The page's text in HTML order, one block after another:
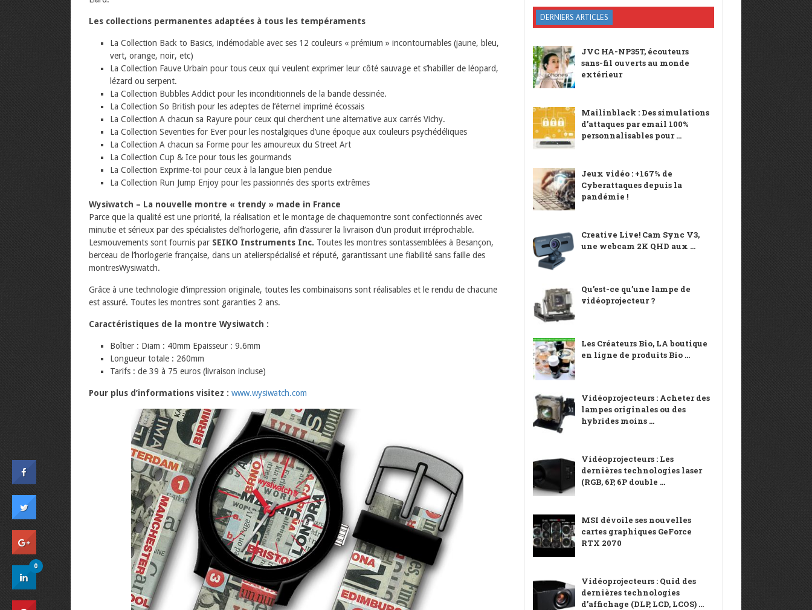
Les collections permanentes adaptées à tous les tempéraments
La Collection Back to Basics, indémodable avec ses 12 couleurs « prémium » incontournables (jaune, bleu,
vert, orange, noir, etc)
La Collection Fauve Urbain pour tous ceux qui veulent exprimer leur côté sauvage et s’habiller de léopard,
lézard ou serpent.
La Collection Bubbles Addict pour les inconditionnels de la bande dessinée.
La Collection So British pour les adeptes de l’éternel imprimé écossais
La Collection A chacun sa Rayure pour ceux qui cherchent une alternative aux carrés Vichy.
La Collection Seventies for Ever pour les nostalgiques d’une époque aux couleurs psychédéliques
La Collection A chacun sa Forme pour les amoureux du Street Art
La Collection Cup & Ice pour tous les gourmands
La Collection Exprime-toi pour ceux à la langue bien pendue
La Collection Run Jump Enjoy pour les passionnés des sports extrêmes
Wysiwatch – La nouvelle montre « trendy » made in France
Parce que la qualité est une priorité, la réalisation et le montage de chaquemontre sont confectionnés avec
minutie et sérieux par des spécialistes del’horlogerie, afin d’assurer la livraison d’un produit irréprochable.
Lesmouvements sont fournis par SEIKO Instruments Inc. Toutes les montres sontassemblées à Besançon,
berceau de l’horlogerie française, dans un atelierspécialisé et réputé, garantissant une fiabilité sans faille des
montresWysiwatch.
Grâce à une technologie d’impression originale, toutes les combinaisons sont réalisables et le rendu de chacune
est assuré. Toutes les montres sont garanties 2 ans.
Caractéristiques de la montre Wysiwatch :
Boîtier : Diam : 40mm Epaisseur : 9.6mm
Longueur totale : 260mm
Tarifs : de 39 à 75 euros (livraison incluse)
Pour plus d’informations visitez : www.wysiwatch.com
DERNIERS ARTICLES
JVC HA-NP35T, écouteurs
sans-fil ouverts au monde
extérieur
Mailinblack : Des simulations
d’attaques par email 100%
personnalisables pour ...
Jeux vidéo : +167% de
Cyberattaques depuis la
pandémie !
Creative Live! Cam Sync V3,
une webcam 2K QHD aux ...
Qu’est-ce qu’une lampe de
vidéoprojecteur ?
Les Créateurs Bio, LA boutique
en ligne de produits Bio ...
Vidéoprojecteurs : Acheter des
lampes originales ou des
hybrides moins ...
Vidéoprojecteurs : Les
dernières technologies laser
(RGB, 6P, 6P double ...
MSI dévoile ses nouvelles
cartes graphiques GeForce
RTX 2070
Vidéoprojecteurs : Quid des
dernières technologies
d’affichage (DLP, LCD, LCOS) ...
0